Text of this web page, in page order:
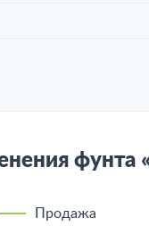
фунта
Продажа